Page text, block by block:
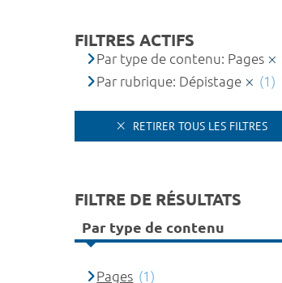
FILTRES ACTIFS
Par type de contenu: Pages
Par rubrique: Dépistage
(1)
RETIRER TOUS LES FILTRES
FILTRE DE RÉSULTATS
Par type de contenu
Pages (1)